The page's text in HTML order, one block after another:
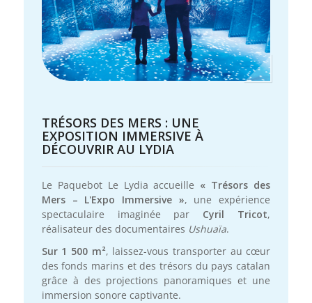
TRÉSORS DES MERS : UNE
EXPOSITION IMMERSIVE À
DÉCOUVRIR AU LYDIA
Le Paquebot Le Lydia accueille « Trésors des
Mers – L'Expo Immersive », une expérience
spectaculaire imaginée par Cyril Tricot,
réalisateur des documentaires Ushuaïa.
Sur 1 500 m², laissez-vous transporter au cœur
des fonds marins et des trésors du pays catalan
grâce à des projections panoramiques et une
immersion sonore captivante.